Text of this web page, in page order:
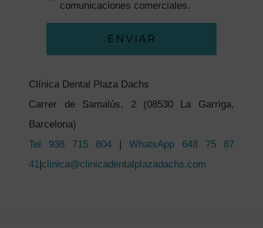
comunicaciones comerciales.
ENVIAR
Clínica Dental Plaza Dachs
Carrer de Samalús, 2 (08530 La Garriga,
Barcelona)
Tel 938 715 804 | WhatsApp 648 75 87
41|clinica@clinicadentalplazadachs.com